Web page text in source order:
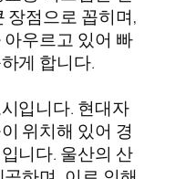
장점으로 꼽히며,
우르고 있어 빠
게 합니다.
입니다. 현대자
위치해 있어 경
니다. 울산의 산